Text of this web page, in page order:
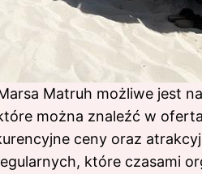
Matruh możliwe jest
można znaleźć w
ceny oraz
które czasami